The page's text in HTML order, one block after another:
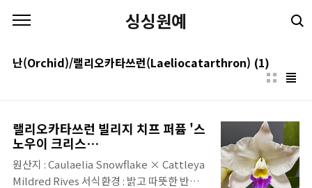
싱싱원예
난(Orchid)/랠리오카타쓰런(Laeliocatarthron) (1)
랠리오카타쓰런 빌리지 치프 퍼퓸 '스
노우이 크리스
탈'(Laeliocatarthron Village
Chief Parfum snowy crystal)
원산지 : Caulaelia Snowflake × Cattleya
Mildred Rives 서식환경 : 밝고 따뜻한 반그